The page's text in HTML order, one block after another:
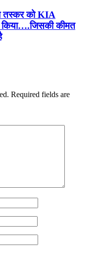
तस्कर को KIA
कीमत
Required fields are